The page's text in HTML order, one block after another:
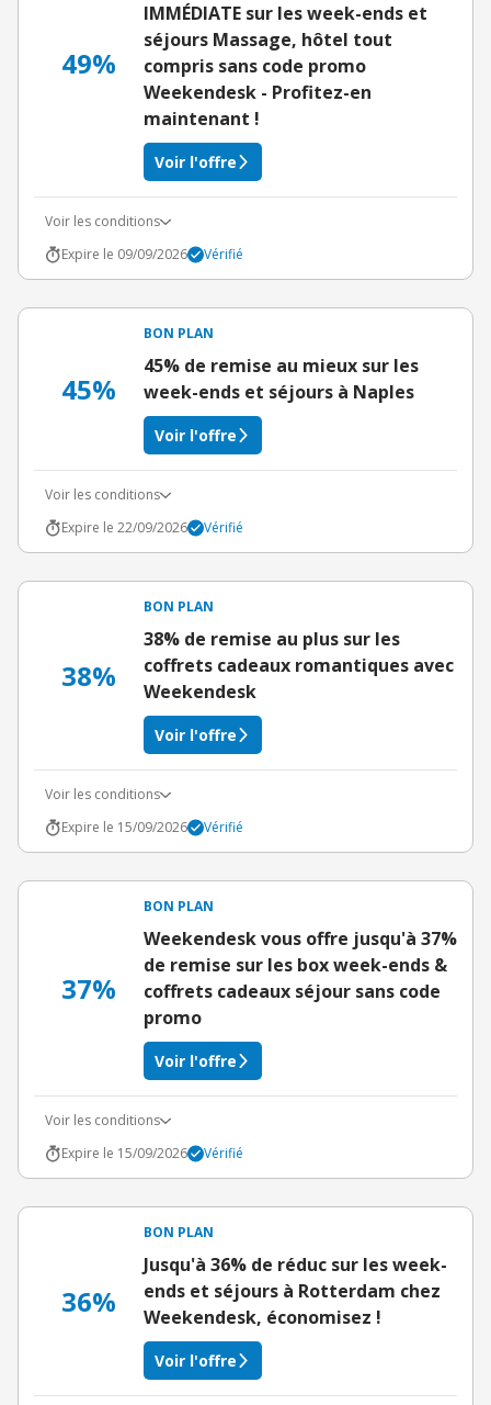
49%
IMMÉDIATE sur les week-ends et
séjours Massage, hôtel tout
compris sans code promo
Weekendesk - Profitez-en
maintenant !
Voir l'offre
Voir les conditions
Expire le 09/09/2026
Vérifié
45%
BON PLAN
45% de remise au mieux sur les
week-ends et séjours à Naples
Voir l'offre
Voir les conditions
Expire le 22/09/2026
Vérifié
38%
BON PLAN
38% de remise au plus sur les
coffrets cadeaux romantiques avec
Weekendesk
Voir l'offre
Voir les conditions
Expire le 15/09/2026
Vérifié
37%
BON PLAN
Weekendesk vous offre jusqu'à 37%
de remise sur les box week-ends &
coffrets cadeaux séjour sans code
promo
Voir l'offre
Voir les conditions
Expire le 15/09/2026
Vérifié
36%
BON PLAN
Jusqu'à 36% de réduc sur les week-
ends et séjours à Rotterdam chez
Weekendesk, économisez !
Voir l'offre